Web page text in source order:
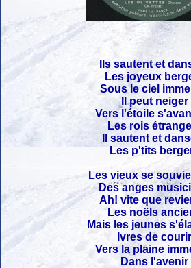
Ils sautent et
Les joyeux
Sous le ciel
Il peut neiger
Vers l'étoile
Les rois
Il sautent et
Les p'tits
Les vieux se
Des anges
Ah! vite que
Les noëls
Mais les jeunes
Ivres de courir
Vers la plaine
Dans l'avenir